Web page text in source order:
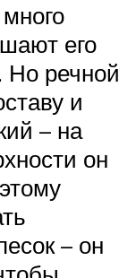
его
Но речной
и
– на
он
– он